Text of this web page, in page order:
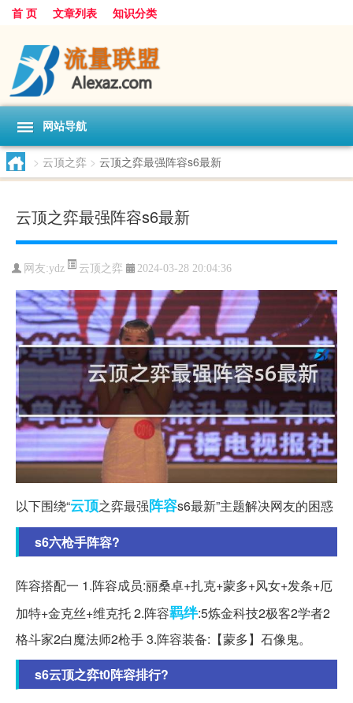
首 页 文章列表 知识分类
网站导航
> 云顶之弈 > 云顶之弈最强阵容s6最新
云顶之弈最强阵容s6最新
网友:ydz 云顶之弈 2024-03-28 20:04:36
以下围绕“云顶之弈最强阵容s6最新”主题解决网友的困惑
s6六枪手阵容?
阵容搭配一 1.阵容成员:丽桑卓+扎克+蒙多+风女+发条+厄
加特+金克丝+维克托 2.阵容羁绊:5炼金科技2极客2学者2
格斗家2白魔法师2枪手 3.阵容装备:【蒙多】石像鬼。
s6云顶之弈t0阵容排行?